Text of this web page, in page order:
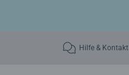
Hilfe & Kontakt